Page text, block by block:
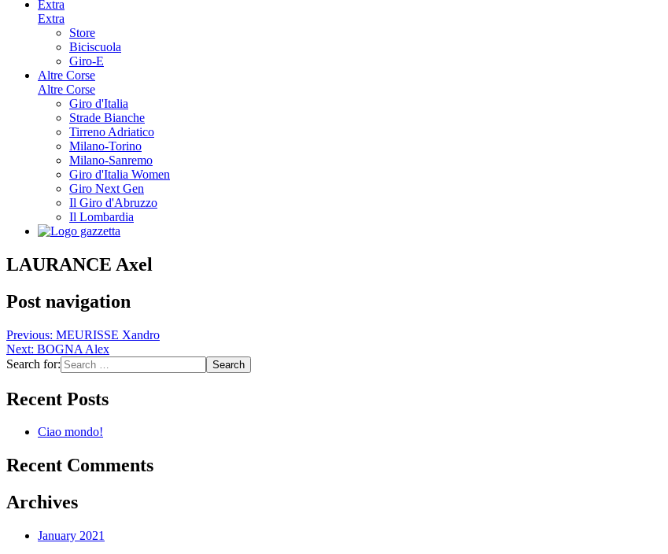
Extra
Extra
Store
Biciscuola
Giro-E
Altre Corse
Altre Corse
Giro d'Italia
Strade Bianche
Tirreno Adriatico
Milano-Torino
Milano-Sanremo
Giro d'Italia Women
Giro Next Gen
Il Giro d'Abruzzo
Il Lombardia
LAURANCE Axel
Post navigation
Previous: MEURISSE Xandro
Next: BOGNA Alex
Search for:
Recent Posts
Ciao mondo!
Recent Comments
Archives
January 2021